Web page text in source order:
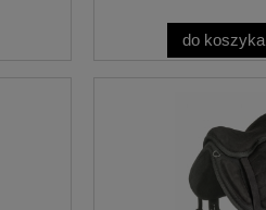
do koszyka